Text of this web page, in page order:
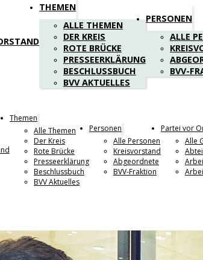
THEMEN
ALLE THEMEN
DER KREIS
ROTE BRÜCKE
PRESSEERKLÄRUNG
BESCHLUSSBUCH
BVV AKTUELLES
PERSONEN
ALLE
BVV-
Themen
Alle Themen
Der Kreis
Rote Brücke
Presseerklärung
Beschlussbuch
BVV Aktuelles
Personen
Alle Personen
Kreisvorstand
Abgeordnete
BVV-Fraktion
Partei vor
Alle